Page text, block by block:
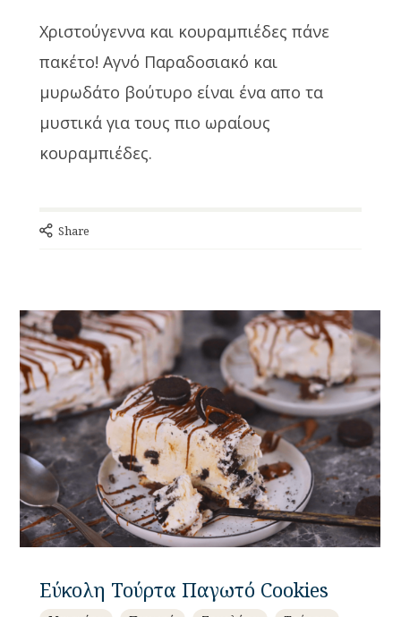
Χριστούγεννα και κουραμπιέδες πάνε
πακέτο! Αγνό Παραδοσιακό και
μυρωδάτο βούτυρο είναι ένα απο τα
μυστικά για τους πιο ωραίους
κουραμπιέδες.
Share
Εύκολη Τούρτα Παγωτό Cookies